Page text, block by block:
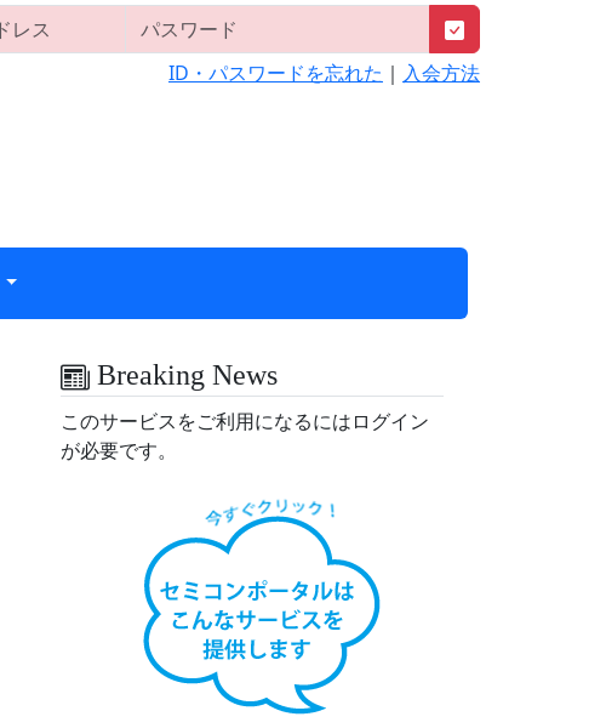
ID・パスワードを忘れた ｜ 入会方法
Breaking News
このサービスをご利用になるにはログイン
が必要です。